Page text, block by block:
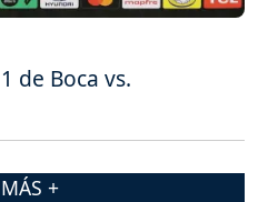
de Boca vs.
+